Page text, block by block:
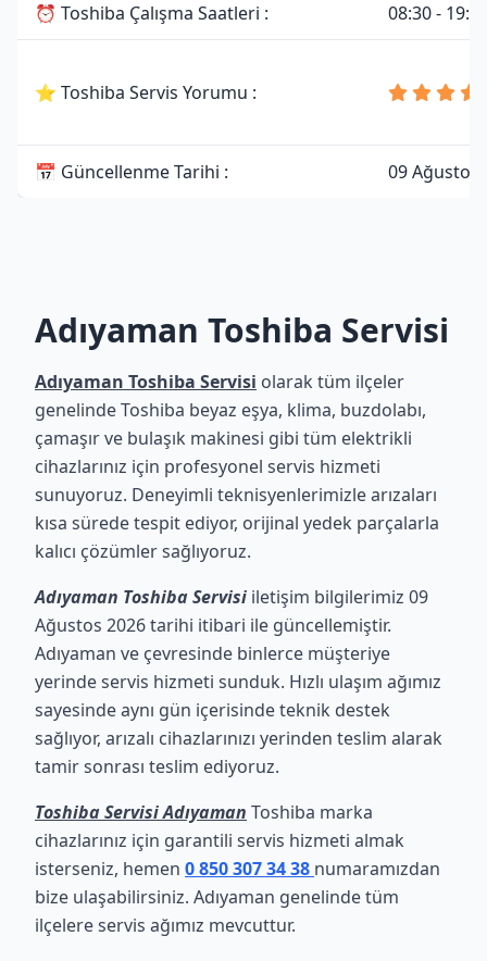
⏰ Toshiba Çalışma Saatleri : 08:30 -
⭐ Toshiba Servis Yorumu :
📅 Güncellenme Tarihi : 09 Ağustos
Adıyaman Toshiba Servisi
Adıyaman Toshiba Servisi olarak tüm ilçeler
genelinde Toshiba beyaz eşya, klima, buzdolabı,
çamaşır ve bulaşık makinesi gibi tüm elektrikli
cihazlarınız için profesyonel servis hizmeti
sunuyoruz. Deneyimli teknisyenlerimizle arızaları
kısa sürede tespit ediyor, orijinal yedek parçalarla
kalıcı çözümler sağlıyoruz.
Adıyaman Toshiba Servisi iletişim bilgilerimiz 09
Ağustos 2026 tarihi itibari ile güncellemiştir.
Adıyaman ve çevresinde binlerce müşteriye
yerinde servis hizmeti sunduk. Hızlı ulaşım ağımız
sayesinde aynı gün içerisinde teknik destek
sağlıyor, arızalı cihazlarınızı yerinden teslim alarak
tamir sonrası teslim ediyoruz.
Toshiba Servisi Adıyaman Toshiba marka
cihazlarınız için garantili servis hizmeti almak
isterseniz, hemen 0 850 307 34 38 numaramızdan
bize ulaşabilirsiniz. Adıyaman genelinde tüm
ilçelere servis ağımız mevcuttur.